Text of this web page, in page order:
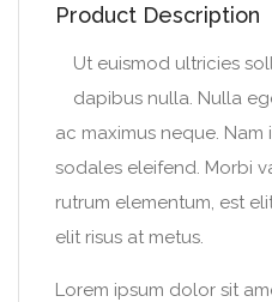
Product Description
Ut euismod ultricies
dapibus nulla. Nulla
ac maximus neque. Nam
sodales eleifend. Morbi
rutrum elementum, est
elit risus at metus.
Lorem ipsum dolor sit